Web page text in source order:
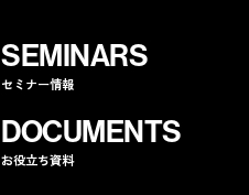
SEMINARS
セミナー情報
DOCUMENTS
お役立ち資料